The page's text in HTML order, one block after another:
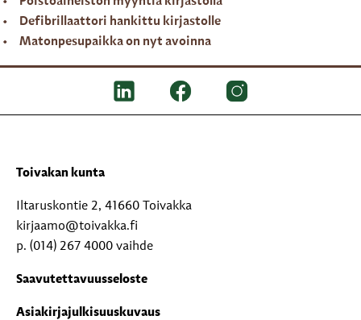
Defibrillaattori hankittu kirjastolle
Matonpesupaikka on nyt avoinna
Toivakan kunta
Iltaruskontie 2, 41660 Toivakka
kirjaamo@toivakka.fi
p. (014) 267 4000 vaihde
Saavutettavuusseloste
Asiakirjajulkisuuskuvaus